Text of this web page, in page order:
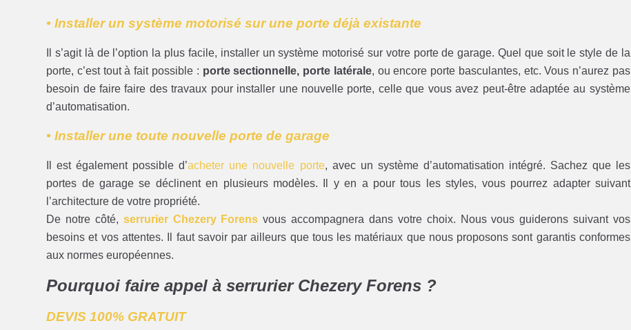
• Installer un système motorisé sur une porte déjà existante
Il s’agit là de l’option la plus facile, installer un système motorisé sur votre porte de garage. Quel que soit le style de la
porte, c’est tout à fait possible : porte sectionnelle, porte latérale, ou encore porte basculantes, etc. Vous n’aurez pas
besoin de faire faire des travaux pour installer une nouvelle porte, celle que vous avez peut-être adaptée au système
d’automatisation.
• Installer une toute nouvelle porte de garage
Il est également possible d’acheter une nouvelle porte, avec un système d’automatisation intégré. Sachez que les
portes de garage se déclinent en plusieurs modèles. Il y en a pour tous les styles, vous pourrez adapter suivant
l’architecture de votre propriété.
De notre côté, serrurier Chezery Forens vous accompagnera dans votre choix. Nous vous guiderons suivant vos
besoins et vos attentes. Il faut savoir par ailleurs que tous les matériaux que nous proposons sont garantis conformes
aux normes européennes.
Pourquoi faire appel à serrurier Chezery Forens ?
DEVIS 100% GRATUIT